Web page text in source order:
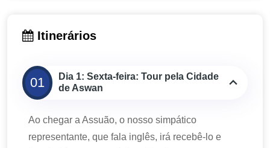
Itinerários
01
Dia 1: Sexta-feira: Tour pela Cidade
de Aswan
Ao chegar a Assuão, o nosso simpático
representante, que fala inglês, irá recebê-lo e